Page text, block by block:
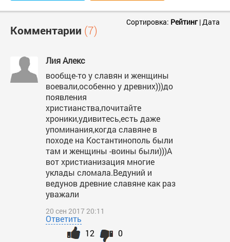
Комментарии (7)
Сортировка: Рейтинг|Дата
Лия Алекс
вообще-то у славян и женщины
воевали,особенно у древних)))до
появления
христианства,почитайте
хроники,удивитесь,есть даже
упоминания,когда славяне в
походе на Костантинополь были
там и женщины -воины были)))А
вот христианизация многие
уклады сломала.Ведуний и
ведунов древние славяне как раз
уважали
20 сен 2017 20:11
Ответить
0
12